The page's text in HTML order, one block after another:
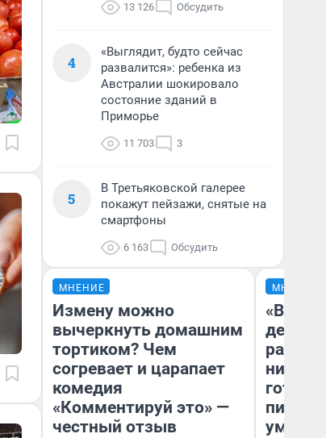
13 126 Обсудить
4
«Выглядит, будто сейчас
развалится»: ребенка из
Австралии шокировало
состояние зданий в
Приморье
11 703 3
5
В Третьяковской галерее
покажут пейзажи, снятые на
смартфоны
6 163 Обсудить
МНЕНИЕ
Измену можно
вычеркнуть домашним
тортиком? Чем
согревает и царапает
комедия
«Комментируй это» —
честный отзыв
МНЕНИЕ